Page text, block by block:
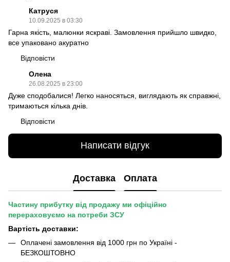
Катруся
10.09.2025 в 03:30
Гарна якість, малюнки яскраві. Замовлення прийшло швидко,
все упаковано акуратно
Відповісти
Олена
26.08.2025 в 23:00
Дуже сподобалися! Легко наносяться, виглядають як справжні,
тримаються кілька днів.
Відповісти
Написати відгук
Доставка Оплата
Частину прибутку від продажу ми офіційно
перераховуємо на потреби ЗСУ
Вартість доставки:
Оплачені замовлення від 1000 грн по Україні -
БЕЗКОШТОВНО